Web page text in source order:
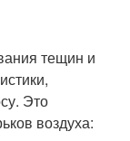
тещин и
Это
воздуха: